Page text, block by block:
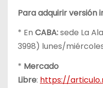
Para adquirir versión
* En CABA:sede La
3998) lunes/
* Mercado
Libre: https://